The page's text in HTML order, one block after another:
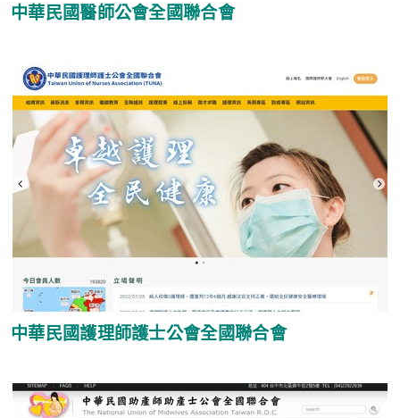
中華民國醫師公會全國聯合會
中華民國護理師護士公會全國聯合會